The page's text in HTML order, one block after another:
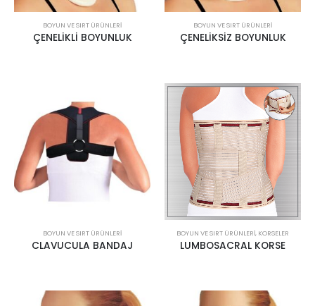
BOYUN VE SIRT ÜRÜNLERI
ÇENELİKLİ BOYUNLUK
BOYUN VE SIRT ÜRÜNLERI
ÇENELİKSİZ BOYUNLUK
BOYUN VE SIRT ÜRÜNLERI
CLAVUCULA BANDAJ
BOYUN VE SIRT ÜRÜNLERI, KORSELER
LUMBOSACRAL KORSE